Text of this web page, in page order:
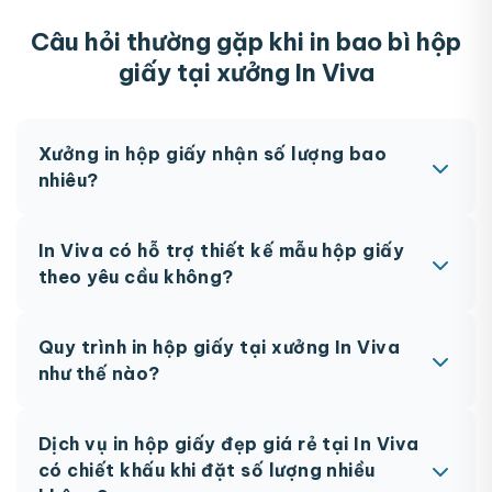
Hộp giấy đựng đồng hồ cao cấp
Câu hỏi thường gặp khi in bao bì hộp
giấy tại xưởng In Viva
Xưởng in hộp giấy nhận số lượng bao
nhiêu?
sản phẩm.
In Viva có hỗ trợ thiết kế mẫu hộp giấy
theo yêu cầu không?
theo yêu cầu khách hàng.
Quy trình in hộp giấy tại xưởng In Viva
như thế nào?
thiết kế và số lượng → nhận báo giá chi tiết →
duyệt maket 3D → tiến hành in ấn, gia công tại
Dịch vụ in hộp giấy đẹp giá rẻ tại In Viva
có chiết khấu khi đặt số lượng nhiều